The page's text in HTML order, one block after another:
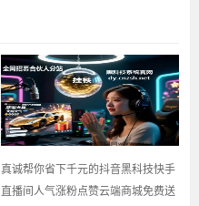
真诚帮你省下千元的抖音黑科技快手
直播间人气涨粉点赞云端商城免费送